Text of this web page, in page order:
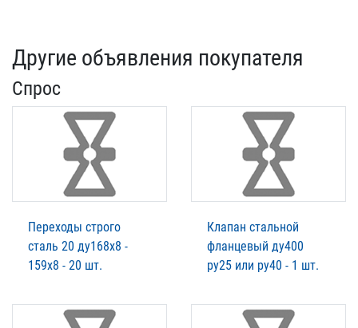
Другие объявления покупателя
Спрос
Переходы строго
сталь 20 ду168х8 -
159х8 - 20 шт.
Клапан стальной
фланцевый ду400
ру25 или ру40 - 1 шт.